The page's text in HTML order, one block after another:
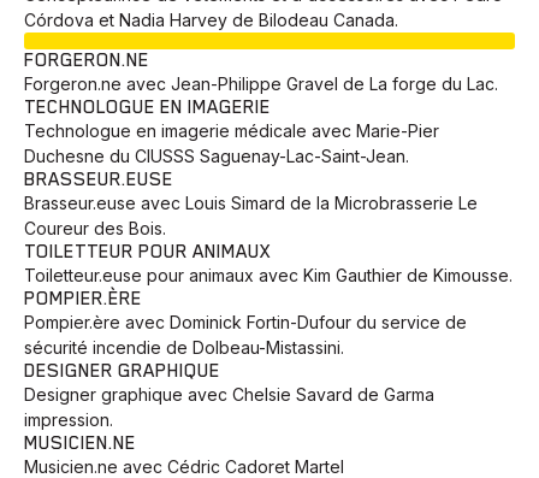
Córdova et Nadia Harvey de Bilodeau Canada.
FORGERON.NE
Forgeron.ne avec Jean-Philippe Gravel de La forge du Lac.
TECHNOLOGUE EN IMAGERIE
Technologue en imagerie médicale avec Marie-Pier
Duchesne du CIUSSS Saguenay-Lac-Saint-Jean.
BRASSEUR.EUSE
Brasseur.euse avec Louis Simard de la Microbrasserie Le
Coureur des Bois.
TOILETTEUR POUR ANIMAUX
Toiletteur.euse pour animaux avec Kim Gauthier de Kimousse.
POMPIER.ÈRE
Pompier.ère avec Dominick Fortin-Dufour du service de
sécurité incendie de Dolbeau-Mistassini.
DESIGNER GRAPHIQUE
Designer graphique avec Chelsie Savard de Garma
impression.
MUSICIEN.NE
Musicien.ne avec Cédric Cadoret Martel